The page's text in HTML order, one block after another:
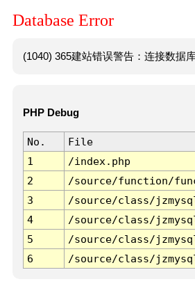
Database Error
(1040) 365建站错误警告：连接数据
PHP Debug
No. File
1
/index.php
2
/source/function/
3
/source/class/
4
/source/class/
5
/source/class/
6
/source/class/